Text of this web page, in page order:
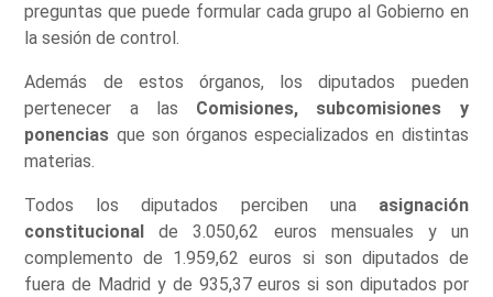
preguntas que puede formular cada grupo al Gobierno en
la sesión de control.
Además de estos órganos, los diputados pueden
pertenecer a las Comisiones, subcomisiones y
ponencias que son órganos especializados en distintas
materias.
Todos los diputados perciben una asignación
constitucional de 3.050,62 euros mensuales y un
complemento de 1.959,62 euros si son diputados de
fuera de Madrid y de 935,37 euros si son diputados por